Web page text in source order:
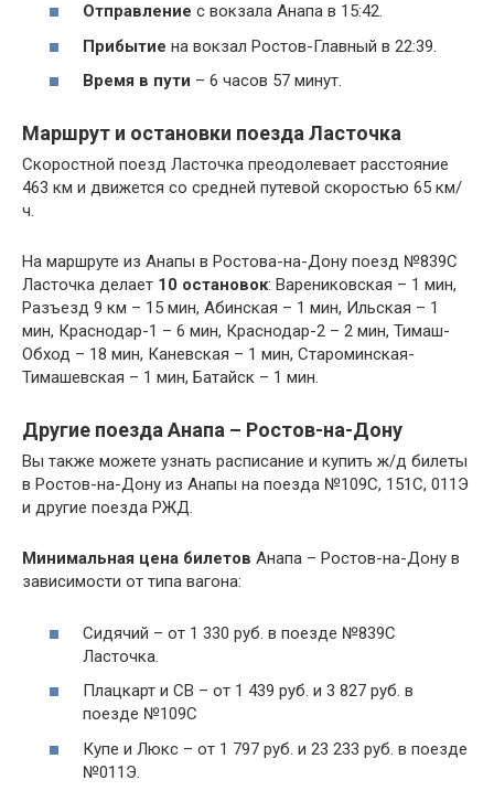
Отправление с вокзала Анапа в 15:42.
Прибытие на вокзал Ростов-Главный в 22:39.
Время в пути – 6 часов 57 минут.
Маршрут и остановки поезда Ласточка
Скоростной поезд Ласточка преодолевает расстояние
463 км и движется со средней путевой скоростью 65 км/
ч.
На маршруте из Анапы в Ростова-на-Дону поезд №839С
Ласточка делает 10 остановок: Варениковская – 1 мин,
Разъезд 9 км – 15 мин, Абинская – 1 мин, Ильская – 1
мин, Краснодар-1 – 6 мин, Краснодар-2 – 2 мин, Тимаш-
Обход – 18 мин, Каневская – 1 мин, Староминская-
Тимашевская – 1 мин, Батайск – 1 мин.
Другие поезда Анапа – Ростов-на-Дону
Вы также можете узнать расписание и купить ж/д билеты
в Ростов-на-Дону из Анапы на поезда №109С, 151С, 011Э
и другие поезда РЖД.
Минимальная цена билетов Анапа – Ростов-на-Дону в
зависимости от типа вагона:
Сидячий – от 1 330 руб. в поезде №839С
Ласточка.
Плацкарт и СВ – от 1 439 руб. и 3 827 руб. в
поезде №109С
Купе и Люкс – от 1 797 руб. и 23 233 руб. в поезде
№011Э.